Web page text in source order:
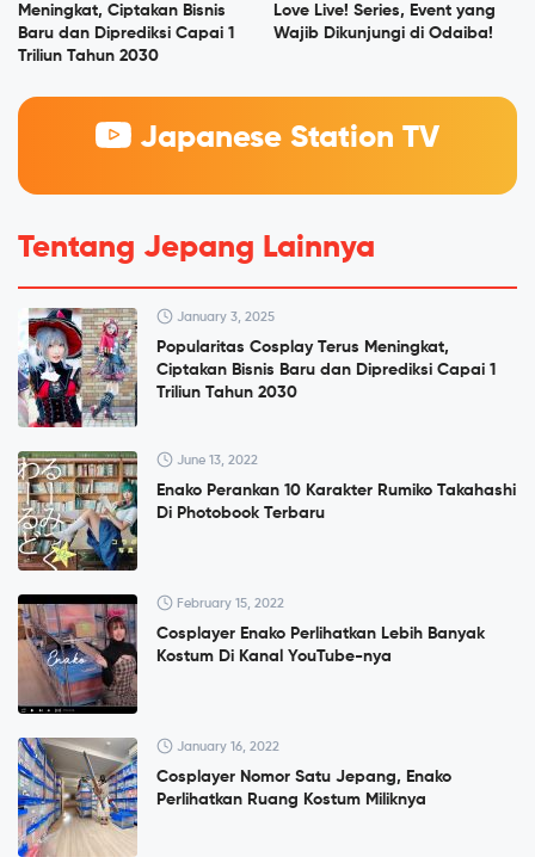
Meningkat, Ciptakan Bisnis
Baru dan Diprediksi Capai 1
Triliun Tahun 2030
Love Live! Series, Event yang
Wajib Dikunjungi di Odaiba!
Japanese Station TV
Tentang Jepang Lainnya
January 3, 2025
Popularitas Cosplay Terus Meningkat,
Ciptakan Bisnis Baru dan Diprediksi Capai 1
Triliun Tahun 2030
June 13, 2022
Enako Perankan 10 Karakter Rumiko Takahashi
Di Photobook Terbaru
February 15, 2022
Cosplayer Enako Perlihatkan Lebih Banyak
Kostum Di Kanal YouTube-nya
January 16, 2022
Cosplayer Nomor Satu Jepang, Enako
Perlihatkan Ruang Kostum Miliknya